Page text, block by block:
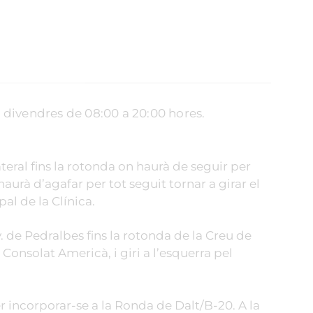
de 08:00 a 20:00 hores.
fins la rotonda on haurà de seguir per
d’agafar per tot seguit tornar a girar el
de la Clínica.
de Pedralbes fins la rotonda de la Creu de
Americà, i giri a l’esquerra pel
incorporar-se a la Ronda de Dalt/B-20. A la